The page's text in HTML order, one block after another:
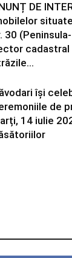
DE
30
cadastral
își
de
14 iulie